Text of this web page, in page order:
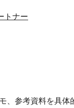
トナー
、参考資料を具体